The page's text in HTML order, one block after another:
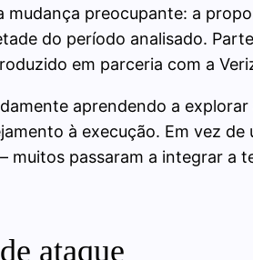
mudança preocupante: a
do período analisado.
em parceria com a
aprendendo a
à execução. Em vez
passaram a integrar a
ataque